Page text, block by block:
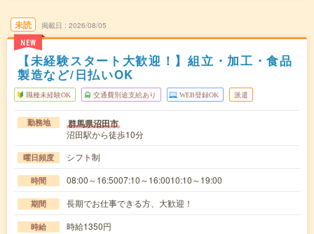
未読
NEW
掲載日 2026/08/05
【未経験スタート大歓迎！】組立・加工・食品
製造など/日払いOK
職種未経験OK 交通費別途支給あり WEB登録OK 派遣
勤務地 群馬県沼田市
沼田駅から徒歩10分
曜日頻度 シフト制
時間 08:00～16:5007:10～16:0010:10～19:00
期間 長期でお仕事できる方、大歓迎！
時給 時給1350円